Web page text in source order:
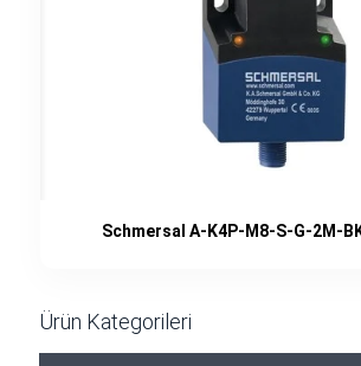
Schmersal A-K4P-M8-S-G-2M-
Ürün Kategorileri